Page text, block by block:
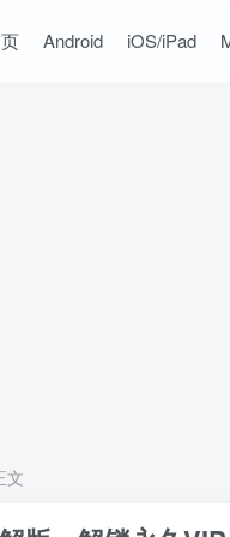
Android iOS/iPad
文